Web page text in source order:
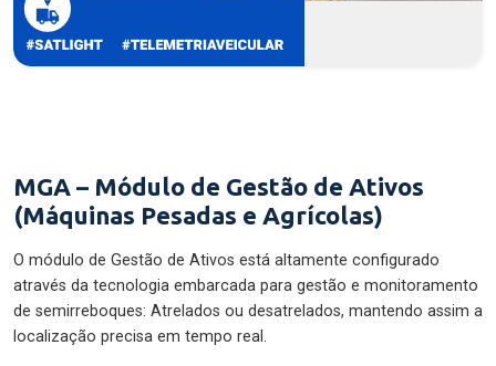
MGA – Módulo de Gestão de Ativos
(Máquinas Pesadas e Agrícolas)
O módulo de Gestão de Ativos está altamente configurado
através da tecnologia embarcada para gestão e monitoramento
de semirreboques: Atrelados ou desatrelados, mantendo assim a
localização precisa em tempo real.